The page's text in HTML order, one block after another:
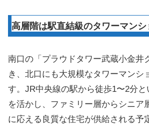
高層階は駅直結級のタワーマンシ
南口の「プラウドタワー武蔵小金井
き、北口にも大規模なタワーマンシ
す。JR中央線の駅から徒歩1〜2分
を活かし、ファミリー層からシニア
に応える良質な住宅が供給される予